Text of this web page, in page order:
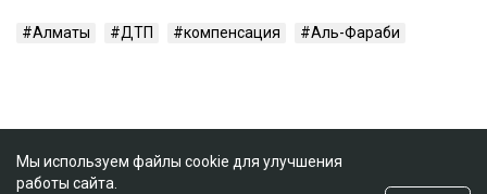
Алматы ДТП компенсация Аль-Фараби
Мы используем файлы cookie для улучшения
работы сайта.